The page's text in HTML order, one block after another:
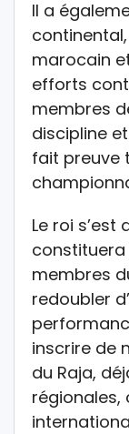
Il a
marocain
efforts
membres
discipline
fait preuve
Le roi
membres
redoubler
inscrire de
du Raja,
régionales,